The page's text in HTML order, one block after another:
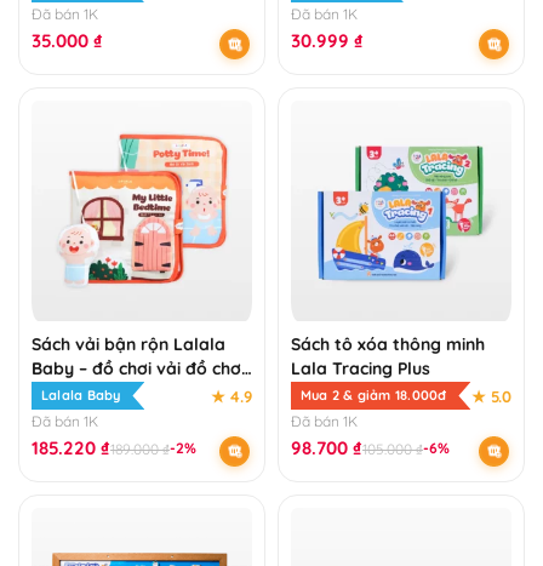
Đã bán 1K
35.000 ₫
Đã bán 1K
30.999 ₫
Sách vải bận rộn Lalala
Baby – đồ chơi vải đồ chơi
đa tương tác
Lalala Baby ★ 4.9
Đã bán 1K
185.220 ₫189.000₫-2%
Sách tô xóa thông minh
Lala Tracing Plus
Mua 2 & giảm 18.000đ ★ 5.0
Đã bán 1K
98.700 ₫105.000₫-6%